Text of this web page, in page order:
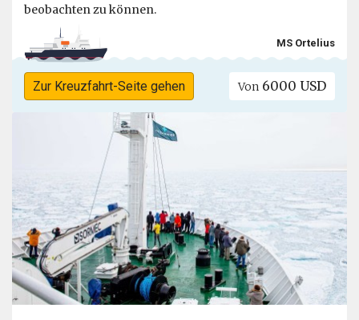
beobachten zu können.
MS Ortelius
Zur Kreuzfahrt-Seite gehen Von 6000 USD